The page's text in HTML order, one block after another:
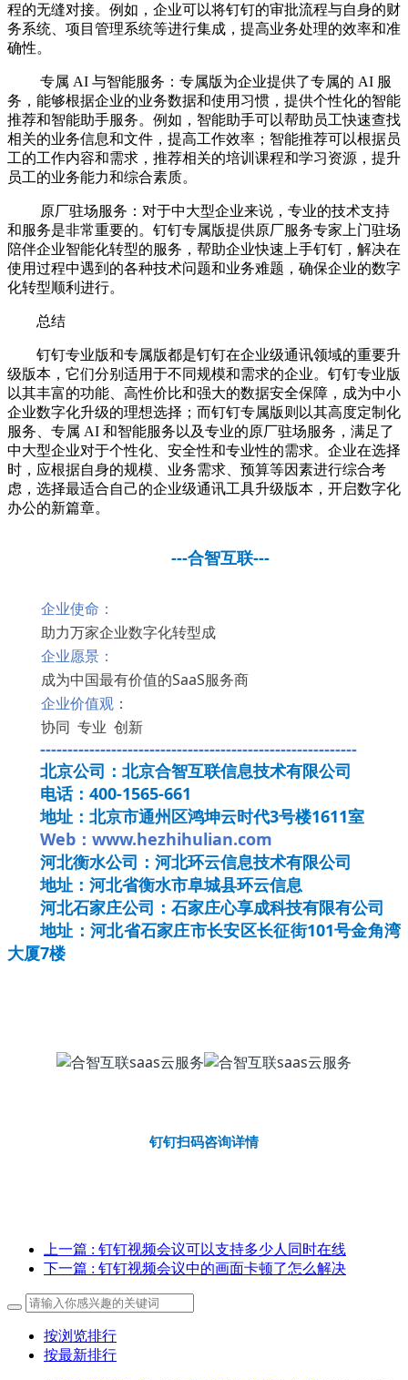
程的无缝对接。例如，企业可以将钉钉的审批流程与自身的财
务系统、项目管理系统等进行集成，提高业务处理的效率和准
确性。
专属 AI 与智能服务：专属版为企业提供了专属的 AI 服
务，能够根据企业的业务数据和使用习惯，提供个性化的智能
推荐和智能助手服务。例如，智能助手可以帮助员工快速查找
相关的业务信息和文件，提高工作效率；智能推荐可以根据员
工的工作内容和需求，推荐相关的培训课程和学习资源，提升
员工的业务能力和综合素质。
原厂驻场服务：对于中大型企业来说，专业的技术支持
和服务是非常重要的。钉钉专属版提供原厂服务专家上门驻场
陪伴企业智能化转型的服务，帮助企业快速上手钉钉，解决在
使用过程中遇到的各种技术问题和业务难题，确保企业的数字
化转型顺利进行。
总结
钉钉专业版和专属版都是钉钉在企业级通讯领域的重要升
级版本，它们分别适用于不同规模和需求的企业。钉钉专业版
以其丰富的功能、高性价比和强大的数据安全保障，成为中小
企业数字化升级的理想选择；而钉钉专属版则以其高度定制化
服务、专属 AI 和智能服务以及专业的原厂驻场服务，满足了
中大型企业对于个性化、安全性和专业性的需求。企业在选择
时，应根据自身的规模、业务需求、预算等因素进行综合考
虑，选择最适合自己的企业级通讯工具升级版本，开启数字化
办公的新篇章。
---合智互联---
企业使命：
助力万家企业数字化转型成
企业愿景：
成为中国最有价值的SaaS服务商
企业价值观 ：
协同 专业 创新
----------------------------------------------------------
北京公司：北京合智互联信息技术有限公司
电话：400-1565-661
地址：北京市通州区鸿坤云时代3号楼1611室
Web：www.hezhihulian.com
河北衡水公司：河北环云信息技术有限公司
地址：河北省衡水市阜城县环云信息
河北石家庄公司：石家庄心享成科技有限有公司
地址：河北省石家庄市长安区长征街101号金角湾
大厦7楼
钉钉扫码咨询详情
上一篇 : 钉钉视频会议可以支持多少人同时在线
下一篇 : 钉钉视频会议中的画面卡顿了怎么解决
按浏览排行
按最新排行